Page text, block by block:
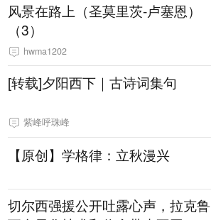
风景在路上（圣莫里茨-卢塞恩）
（3）
hwma1202
[转载]夕阳西下｜古诗词集句
紫峰呼珠峰
【原创】学格律：立秋漫兴
切尔西强援公开吐露心声，拉克鲁